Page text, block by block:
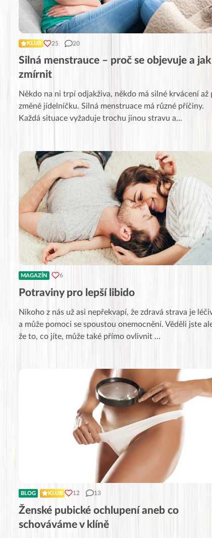
KLUB 25 20
Silná menstrauce – proč se objevuje a
zmírnit
Někdo na ni trpí odjakživa, někdo má silné krvácení až
změně jídelníčku. Silná menstruace má různé příčiny.
Každá situace vyžaduje trochu jinou stravu a...
MAGAZÍN 6
Potraviny pro lepší libido
Nikoho z nás už asi nepřekvapí, že zdravá strava je
a může pomoci se spoustou onemocnění. Věděli jste
že to, co jíte, může také přímo ovlivnit ...
BLOG KLUB 12 13
Ženské pubické ochlupení aneb co
schováváme v klíně